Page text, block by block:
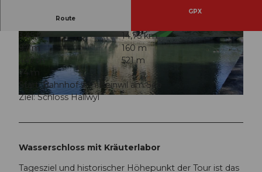
© Schweizer Wanderwege / Suisse Rando, NIVEA Wandertour/Randonnées NIVEA
© Schweizer Wanderwege / Suisse Rando, NIVE
A Wandertour/Randonnées NIVEA
© Schweizer Wanderwege / Suisse Rando, NIVE
A Wandertour/Randonnées NIVEA
Route
GPX
3:45 h
14,75 km
97 m
160 m
447 m
521 m
74 m
Start: Bahnhof von Beinwil am See
Ziel: Schloss Hallwyl
Wasserschloss mit Kräuterlabor
Tagesziel und historischer Höhepunkt der Tour ist das